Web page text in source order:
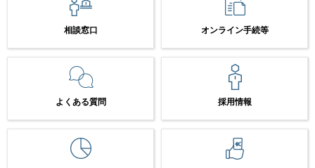
相談窓口 オンライン手続等
よくある質問 採用情報